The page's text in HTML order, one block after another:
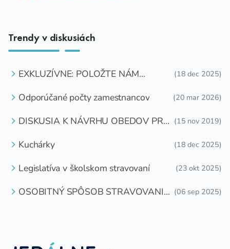
Trendy v diskusiách
EXKLUZÍVNE: POLOŽTE NÁM
(18 dec 2025)
Odporúčané počty zamestnancov (20 mar 2026)
DISKUSIA K NÁVRHU OBEDOV PRE
(15 nov 2019)
Kuchárky (18 dec 2025)
Legislatíva v školskom stravovaní (23 okt 2025)
OSOBITNÝ SPÔSOB STRAVOVANIA (06 sep 2025)